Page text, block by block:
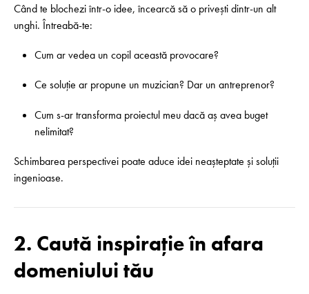
Când te blochezi într-o idee, încearcă să o privești dintr-un alt
unghi. Întreabă-te:
Cum ar vedea un copil această provocare?
Ce soluție ar propune un muzician? Dar un antreprenor?
Cum s-ar transforma proiectul meu dacă aș avea buget
nelimitat?
Schimbarea perspectivei poate aduce idei neașteptate și soluții
ingenioase.
2. Caută inspirație în afara
domeniului tău